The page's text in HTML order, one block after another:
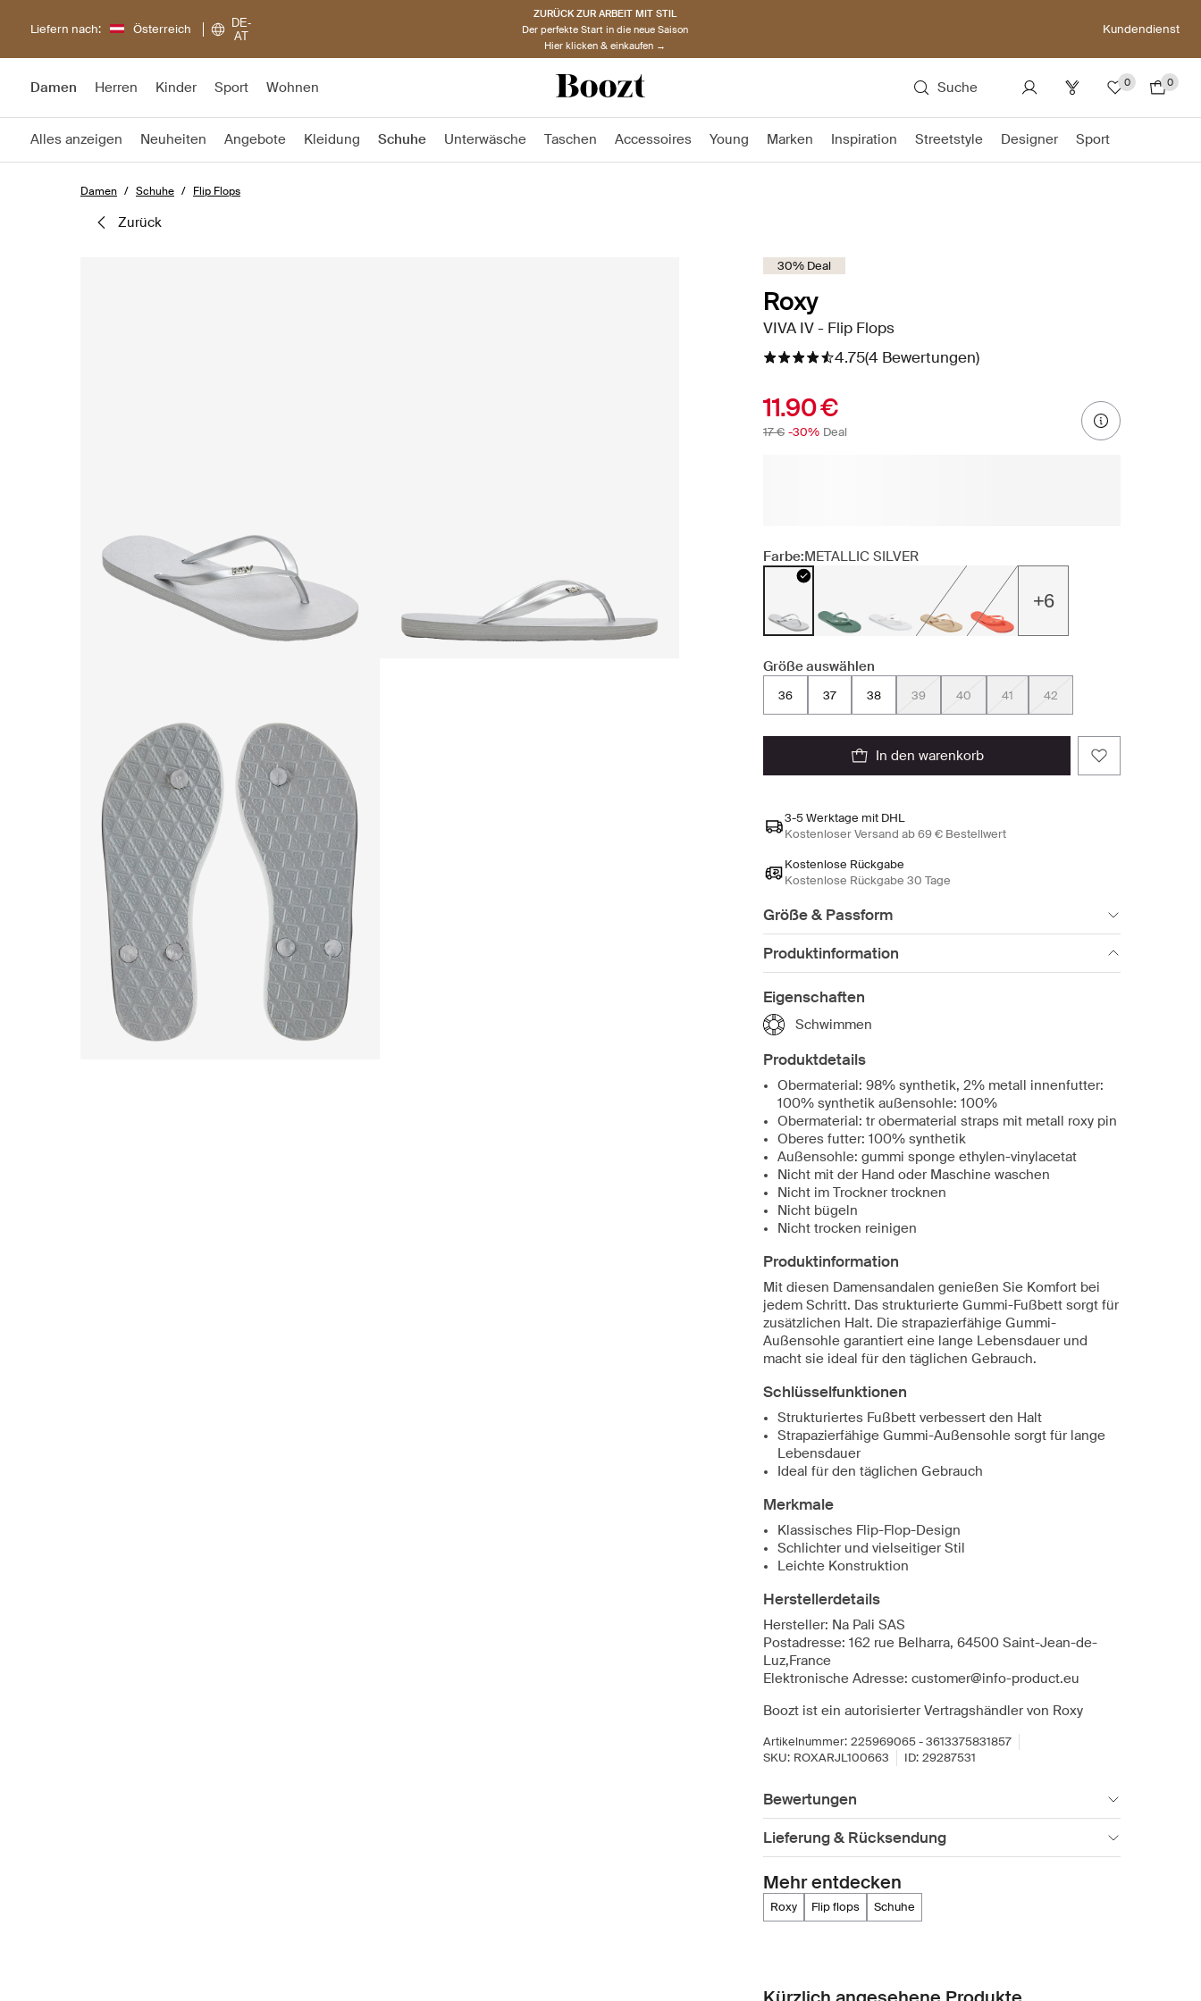
Liefern nach: Österreich
DE-
AT
ZURÜCK ZUR ARBEIT MIT STIL
Der perfekte Start in die neue Saison
Hier klicken & einkaufen →
Kundendienst
Damen Herren Kinder Sport Wohnen Suche 0 0
Alles anzeigen Neuheiten Angebote Kleidung Schuhe Unterwäsche Taschen Accessoires Young Marken Inspiration Streetstyle Designer Sport
Damen Schuhe Flip Flops
zurück
30% Deal
Roxy
VIVA IV - Flip Flops
4.75(4 Bewertungen)
11.90 €
17 € -30% Deal
Farbe:METALLIC SILVER
+6
Größe auswählen
36 37 38 39 40 41 42
in den warenkorb
3-5 Werktage mit DHL
Kostenloser Versand ab 69 € Bestellwert
Kostenlose Rückgabe
Kostenlose Rückgabe 30 Tage
Größe & Passform
Produktinformation
Eigenschaften
Schwimmen
Produktdetails
Obermaterial: 98% synthetik, 2% metall innenfutter:
100% synthetik außensohle: 100%
Obermaterial: tr obermaterial straps mit metall roxy pin
Oberes futter: 100% synthetik
Außensohle: gummi sponge ethylen-vinylacetat
Nicht mit der Hand oder Maschine waschen
Nicht im Trockner trocknen
Nicht bügeln
Nicht trocken reinigen
Produktinformation
Mit diesen Damensandalen genießen Sie Komfort bei
jedem Schritt. Das strukturierte Gummi-Fußbett sorgt für
zusätzlichen Halt. Die strapazierfähige Gummi-
Außensohle garantiert eine lange Lebensdauer und
macht sie ideal für den täglichen Gebrauch.
Schlüsselfunktionen
Strukturiertes Fußbett verbessert den Halt
Strapazierfähige Gummi-Außensohle sorgt für lange
Lebensdauer
Ideal für den täglichen Gebrauch
Merkmale
Klassisches Flip-Flop-Design
Schlichter und vielseitiger Stil
Leichte Konstruktion
Herstellerdetails
Hersteller: Na Pali SAS
Postadresse: 162 rue Belharra, 64500 Saint-Jean-de-
Luz,France
Elektronische Adresse: customer@info-product.eu
Boozt ist ein autorisierter Vertragshändler von Roxy
Artikelnummer: 225969065 - 3613375831857
SKU: ROXARJL100663 ID: 29287531
Bewertungen
Lieferung & Rücksendung
Mehr entdecken
roxy flip flops schuhe